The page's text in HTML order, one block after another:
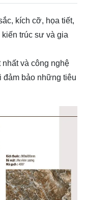
kích cỡ, họa tiết,
trúc sư và gia
và công nghệ
đảm bảo những tiêu